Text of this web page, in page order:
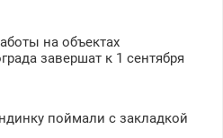
на объектах
завершат к 1 сентября
поймали с закладкой